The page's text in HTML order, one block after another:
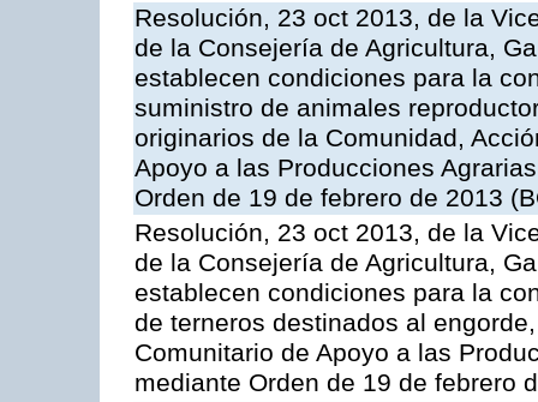
Resolución, 23 oct 2013, de la
de la Consejería de Agricultura,
establecen condiciones para la
suministro de animales
originarios de la Comunidad,
Apoyo a las Producciones
Orden de 19 de febrero de 2013
Resolución, 23 oct 2013, de la
de la Consejería de Agricultura,
establecen condiciones para la
de terneros destinados al
Comunitario de Apoyo a las
mediante Orden de 19 de febrero